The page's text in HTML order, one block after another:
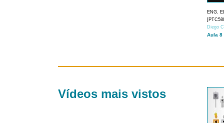
ENG.
Diego
Aula 8
Vídeos mais vistos